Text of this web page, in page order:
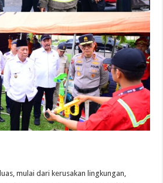
mulai dari kerusakan lingkungan,